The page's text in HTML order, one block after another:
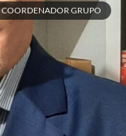
COORDENADOR GRUPO